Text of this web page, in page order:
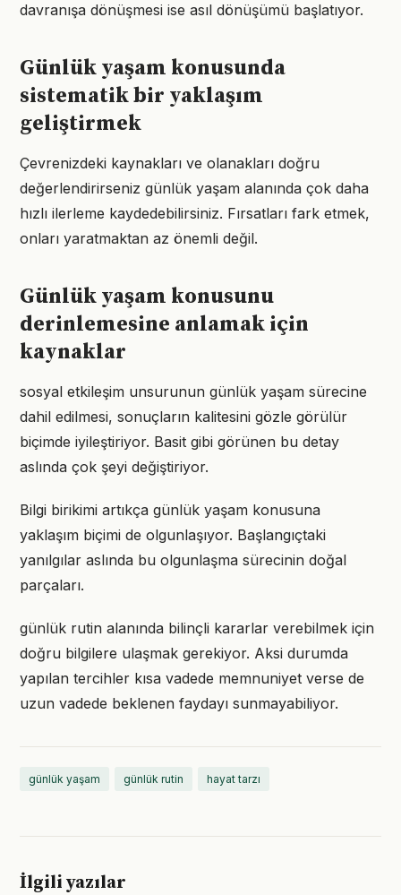
davranışa dönüşmesi ise asıl dönüşümü başlatıyor.
Günlük yaşam konusunda
sistematik bir yaklaşım
geliştirmek
Çevrenizdeki kaynakları ve olanakları doğru
değerlendirirseniz günlük yaşam alanında çok daha
hızlı ilerleme kaydedebilirsiniz. Fırsatları fark etmek,
onları yaratmaktan az önemli değil.
Günlük yaşam konusunu
derinlemesine anlamak için
kaynaklar
sosyal etkileşim unsurunun günlük yaşam sürecine
dahil edilmesi, sonuçların kalitesini gözle görülür
biçimde iyileştiriyor. Basit gibi görünen bu detay
aslında çok şeyi değiştiriyor.
Bilgi birikimi artıkça günlük yaşam konusuna
yaklaşım biçimi de olgunlaşıyor. Başlangıçtaki
yanılgılar aslında bu olgunlaşma sürecinin doğal
parçaları.
günlük rutin alanında bilinçli kararlar verebilmek için
doğru bilgilere ulaşmak gerekiyor. Aksi durumda
yapılan tercihler kısa vadede memnuniyet verse de
uzun vadede beklenen faydayı sunmayabiliyor.
günlük yaşam günlük rutin hayat tarzı
İlgili yazılar